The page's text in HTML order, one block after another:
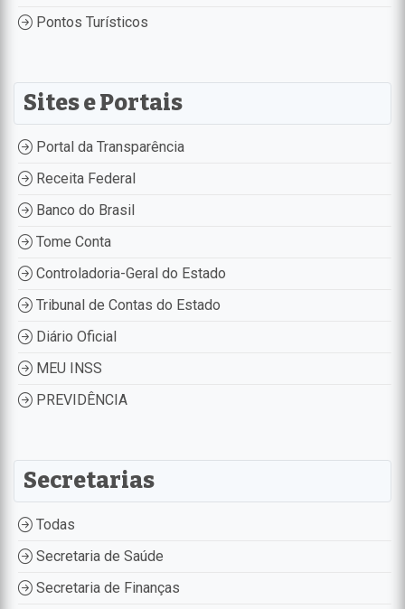
Pontos Turísticos
Sites e Portais
Portal da Transparência
Receita Federal
Banco do Brasil
Tome Conta
Controladoria-Geral do Estado
Tribunal de Contas do Estado
Diário Oficial
MEU INSS
PREVIDÊNCIA
Secretarias
Todas
Secretaria de Saúde
Secretaria de Finanças